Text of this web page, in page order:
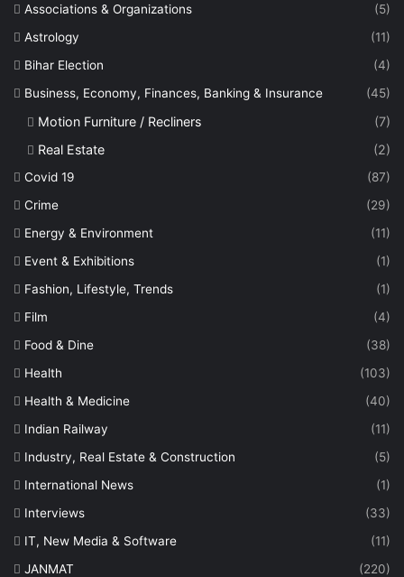
Associations & Organizations
(5)
Astrology
(11)
Bihar Election
(4)
Business, Economy, Finances, Banking & Insurance
(45)
Motion Furniture / Recliners
(7)
Real Estate
(2)
Covid 19
(87)
Crime
(29)
Energy & Environment
(11)
Event & Exhibitions
(1)
Fashion, Lifestyle, Trends
(1)
Film
(4)
Food & Dine
(38)
Health
(103)
Health & Medicine
(40)
Indian Railway
(11)
Industry, Real Estate & Construction
(5)
International News
(1)
Interviews
(33)
IT, New Media & Software
(11)
JANMAT
(220)